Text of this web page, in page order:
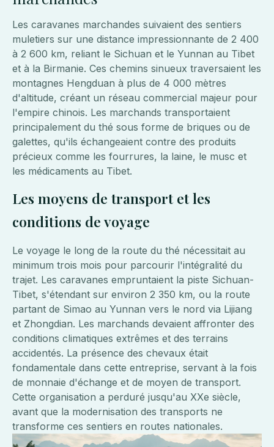
Les caravanes marchandes suivaient des sentiers
muletiers sur une distance impressionnante de 2 400
à 2 600 km, reliant le Sichuan et le Yunnan au Tibet
et à la Birmanie. Ces chemins sinueux traversaient les
montagnes Hengduan à plus de 4 000 mètres
d'altitude, créant un réseau commercial majeur pour
l'empire chinois. Les marchands transportaient
principalement du thé sous forme de briques ou de
galettes, qu'ils échangeaient contre des produits
précieux comme les fourrures, la laine, le musc et
les médicaments au Tibet.
Les moyens de transport et les
conditions de voyage
Le voyage le long de la route du thé nécessitait au
minimum trois mois pour parcourir l'intégralité du
trajet. Les caravanes empruntaient la piste Sichuan-
Tibet, s'étendant sur environ 2 350 km, ou la route
partant de Simao au Yunnan vers le nord via Lijiang
et Zhongdian. Les marchands devaient affronter des
conditions climatiques extrêmes et des terrains
accidentés. La présence des chevaux était
fondamentale dans cette entreprise, servant à la fois
de monnaie d'échange et de moyen de transport.
Cette organisation a perduré jusqu'au XXe siècle,
avant que la modernisation des transports ne
transforme ces sentiers en routes nationales.